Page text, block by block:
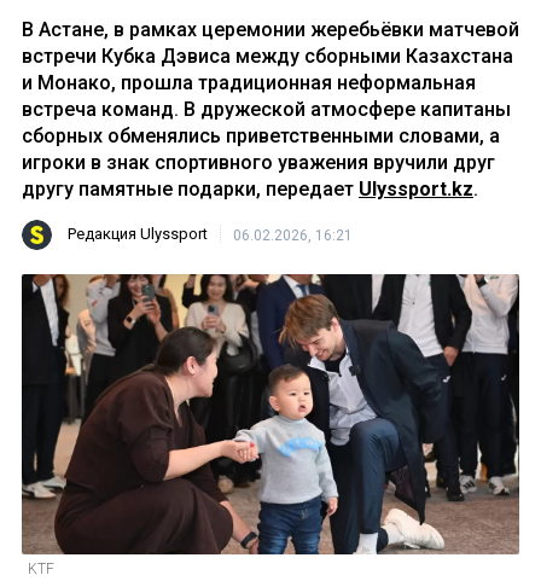
В Астане, в рамках церемонии жеребьёвки матчевой
встречи Кубка Дэвиса между сборными Казахстана
и Монако, прошла традиционная неформальная
встреча команд. В дружеской атмосфере капитаны
сборных обменялись приветственными словами, а
игроки в знак спортивного уважения вручили друг
другу памятные подарки, передает Ulyssport.kz.
Редакция Ulyssport 06.02.2026, 16:21
KTF